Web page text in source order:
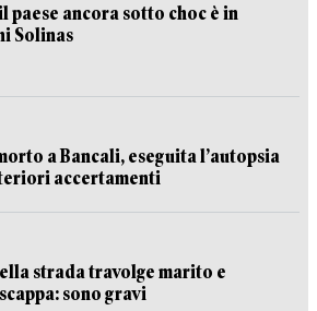
paese ancora sotto choc è in
Solinas
a Bancali, eseguita l’autopsia
accertamenti
strada travolge marito e
sono gravi